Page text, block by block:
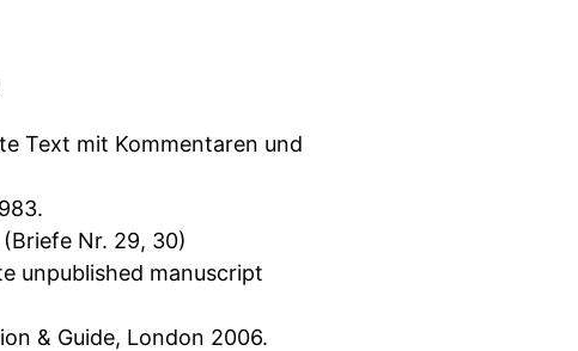
Text mit Kommentaren und
Nr. 29, 30)
unpublished manuscript
& Guide, London 2006.